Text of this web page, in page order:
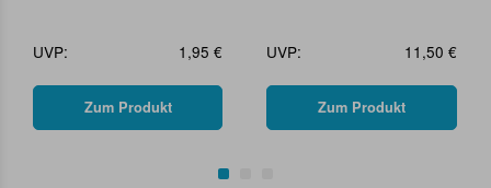
UVP: 1,95 €
Zum Produkt
UVP: 11,50 €
Zum Produkt